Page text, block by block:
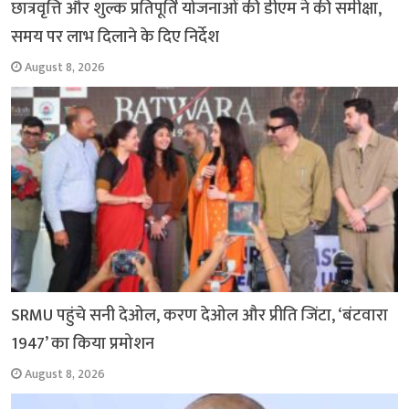
छात्रवृत्ति और शुल्क प्रतिपूर्ति योजनाओं की डीएम ने की समीक्षा,
समय पर लाभ दिलाने के दिए निर्देश
August 8, 2026
SRMU पहुंचे सनी देओल, करण देओल और प्रीति जिंटा, ‘बंटवारा
1947’ का किया प्रमोशन
August 8, 2026